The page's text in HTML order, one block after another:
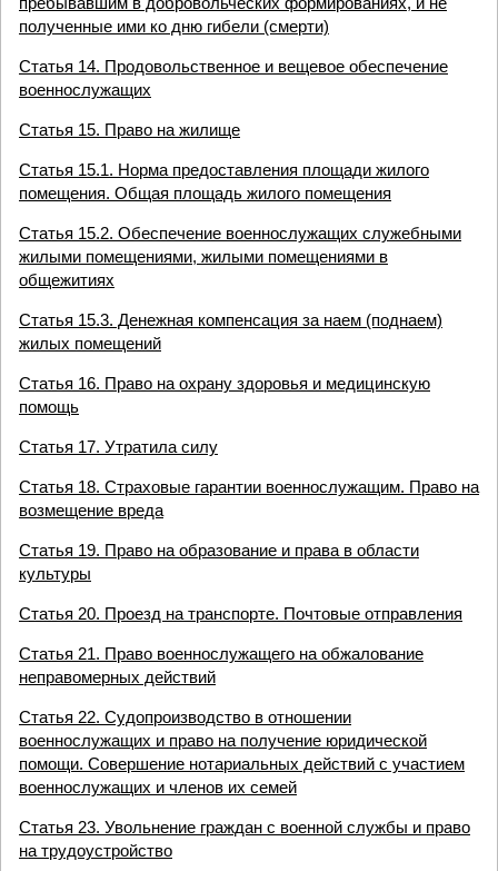
полученные ими ко дню гибели (смерти)
Статья 14. Продовольственное и вещевое обеспечение
военнослужащих
Статья 15. Право на жилище
Статья 15.1. Норма предоставления площади жилого
помещения. Общая площадь жилого помещения
Статья 15.2. Обеспечение военнослужащих служебными
жилыми помещениями, жилыми помещениями в
общежитиях
Статья 15.3. Денежная компенсация за наем (поднаем)
жилых помещений
Статья 16. Право на охрану здоровья и медицинскую
помощь
Статья 17. Утратила силу
Статья 18. Страховые гарантии военнослужащим. Право на
возмещение вреда
Статья 19. Право на образование и права в области
культуры
Статья 20. Проезд на транспорте. Почтовые отправления
Статья 21. Право военнослужащего на обжалование
неправомерных действий
Статья 22. Судопроизводство в отношении
военнослужащих и право на получение юридической
помощи. Совершение нотариальных действий с участием
военнослужащих и членов их семей
Статья 23. Увольнение граждан с военной службы и право
на трудоустройство